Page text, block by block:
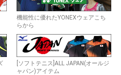
機能性に優れたYONEXウェアこち
らから
[ソフトテニス]ALL JAPAN(オールジ
ャパン)アイテム